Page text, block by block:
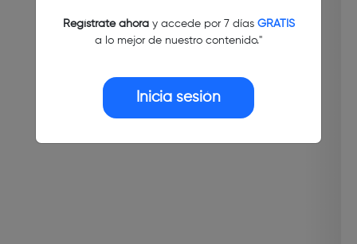
Regístrate ahoray accede por 7 días GRATIS
a lo mejor de nuestro contenido."
Inicia sesión